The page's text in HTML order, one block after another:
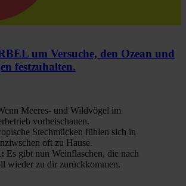
um Versuche, den Ozean und
festzuhalten.
Meeres- und Wildvögel im
vorbeischauen.
Stechmücken fühlen sich in
oft zu Hause.
Es gibt nun Weinflaschen, die nach
wieder zu dir zurückkommen.